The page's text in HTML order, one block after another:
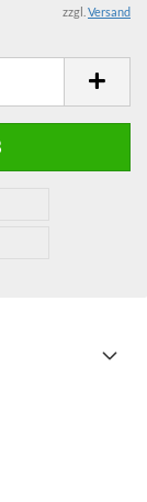
zzgl. Versand